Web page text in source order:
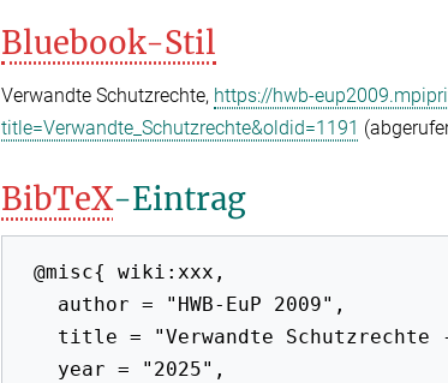
Bluebook-Stil
Verwandte Schutzrechte, https://hwb-
title=Verwandte_Schutzrechte&oldid=1191
BibTeX-Eintrag